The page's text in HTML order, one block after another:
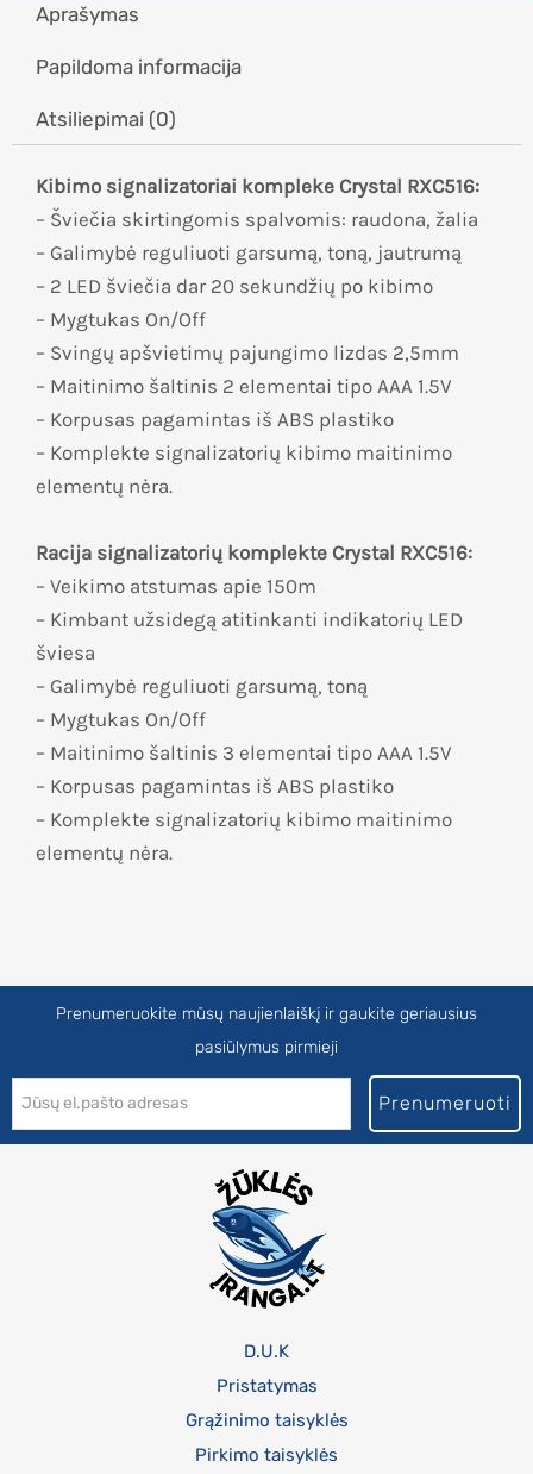
Aprašymas
Papildoma informacija
Atsiliepimai (0)
Kibimo signalizatoriai kompleke Crystal RXC516:
– Šviečia skirtingomis spalvomis: raudona, žalia
– Galimybė reguliuoti garsumą, toną, jautrumą
– 2 LED šviečia dar 20 sekundžių po kibimo
– Mygtukas On/Off
– Svingų apšvietimų pajungimo lizdas 2,5mm
– Maitinimo šaltinis 2 elementai tipo AAA 1.5V
– Korpusas pagamintas iš ABS plastiko
– Komplekte signalizatorių kibimo maitinimo
elementų nėra.
Racija signalizatorių komplekte Crystal RXC516:
– Veikimo atstumas apie 150m
– Kimbant užsidegą atitinkanti indikatorių LED
šviesa
– Galimybė reguliuoti garsumą, toną
– Mygtukas On/Off
– Maitinimo šaltinis 3 elementai tipo AAA 1.5V
– Korpusas pagamintas iš ABS plastiko
– Komplekte signalizatorių kibimo maitinimo
elementų nėra.
Prenumeruokite mūsų naujienlaiškį ir gaukite geriausius
pasiūlymus pirmieji
Prenumeruoti
D.U.K
Pristatymas
Grąžinimo taisyklės
Pirkimo taisyklės